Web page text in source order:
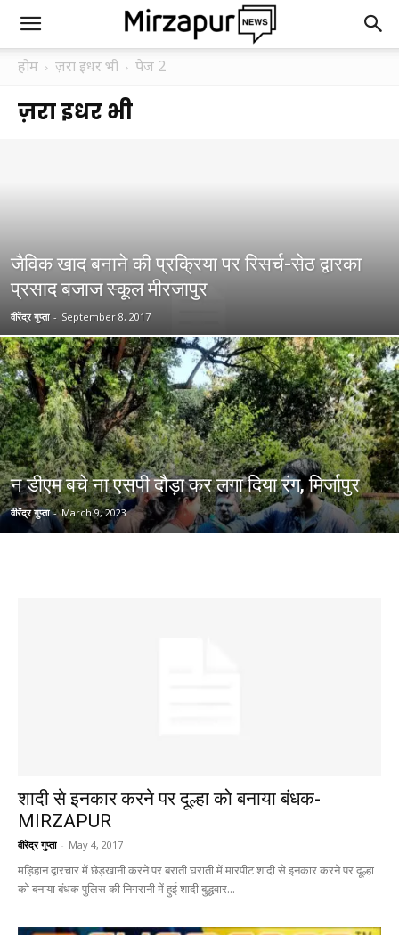
होम ज़रा इधर भी पेज 2
ज़रा इधर भी
जैविक खाद बनाने की प्रक्रिया पर रिसर्च-सेठ द्वारका
प्रसाद बजाज स्कूल मीरजापुर
वीरेंद्र गुप्ता - September 8, 2017
न डीएम बचे ना एसपी दौड़ा कर लगा दिया रंग, मिर्जापुर
वीरेंद्र गुप्ता - March 9, 2023
शादी से इनकार करने पर दूल्हा को बनाया बंधक-
MIRZAPUR
वीरेंद्र गुप्ता - May 4, 2017
मड़िहान द्वारचार में छेड़खानी करने पर बराती घराती में मारपीट शादी से इनकार करने पर दूल्हा
को बनाया बंधक पुलिस की निगरानी में हुई शादी बुद्धवार...